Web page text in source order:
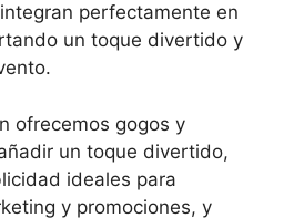
perfectamente en
un toque divertido y
ofrecemos gogos y
un toque divertido,
ideales para
y promociones, y